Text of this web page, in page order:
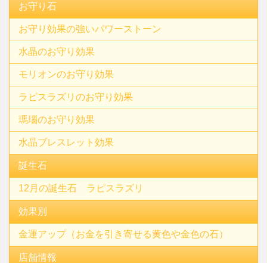
お守り石
お守り効果の強いパワーストーン
水晶のお守り効果
モリオンのお守り効果
ラピスラズリのお守り効果
瑪瑙のお守り効果
水晶ブレスレット効果
誕生石
12月の誕生石 ラピスラズリ
効果別
金運アップ（お金を引き寄せる黄色や金色の石）
店舗情報